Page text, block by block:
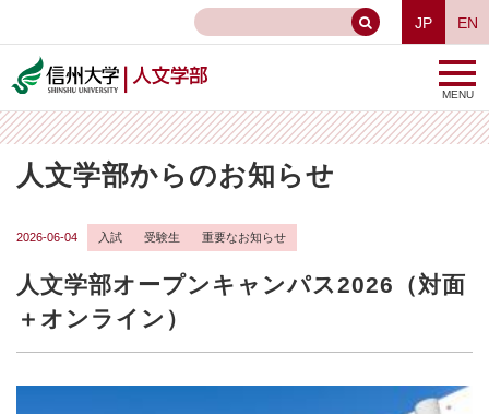
JP EN
MENU
人文学部からのお知らせ
2026-06-04 入試 受験生 重要なお知らせ
人文学部オープンキャンパス2026（対面
＋オンライン）